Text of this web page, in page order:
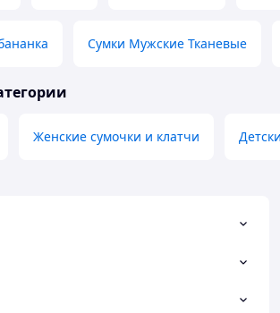
Сумки Мужские Тканевые
Женские сумочки и клатчи